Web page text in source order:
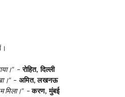
–रोहित, दिल्ली
– अमित, लखनऊ
मिला।” –करण, मुंबई